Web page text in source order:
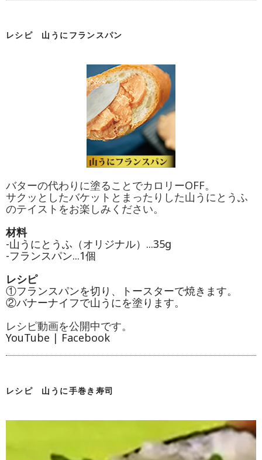
レシピ 山うにフランスパン
バターの代わりに塗ることでカロリーOFF。
サクッとしたバケットとまったりした山うにとうふ
のテイストをお楽しみください。
材料
-山うにとうふ（オリジナル）...35g
-フランスパン...1個
レシピ
①フランスパンを切り、トースターで焼きます。
②バナーナイフで山うにを塗ります。
レシピ動画を公開中です。
YouTube | Facebook
レシピ 山うに手巻き寿司